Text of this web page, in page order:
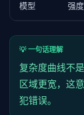
模型
强度
💡 一句话理解
复杂度曲线不
区域更宽，这
犯错误。